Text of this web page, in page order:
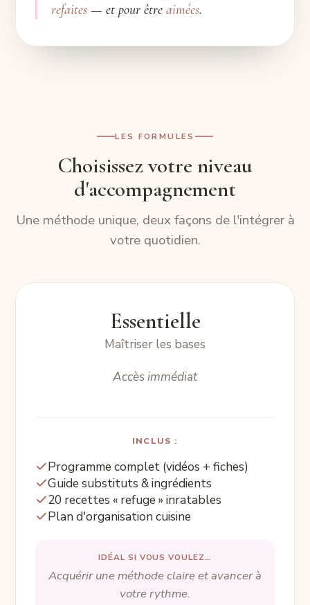
refaites — et pour être aimées.
LES FORMULES
Choisissez votre niveau
d'accompagnement
Une méthode unique, deux façons de l'intégrer à
votre quotidien.
Essentielle
Maîtriser les bases
Accès immédiat
INCLUS :
Programme complet (vidéos + fiches)
Guide substituts & ingrédients
20 recettes « refuge » inratables
Plan d'organisation cuisine
IDÉAL SI VOUS VOULEZ…
Acquérir une méthode claire et avancer à
votre rythme.